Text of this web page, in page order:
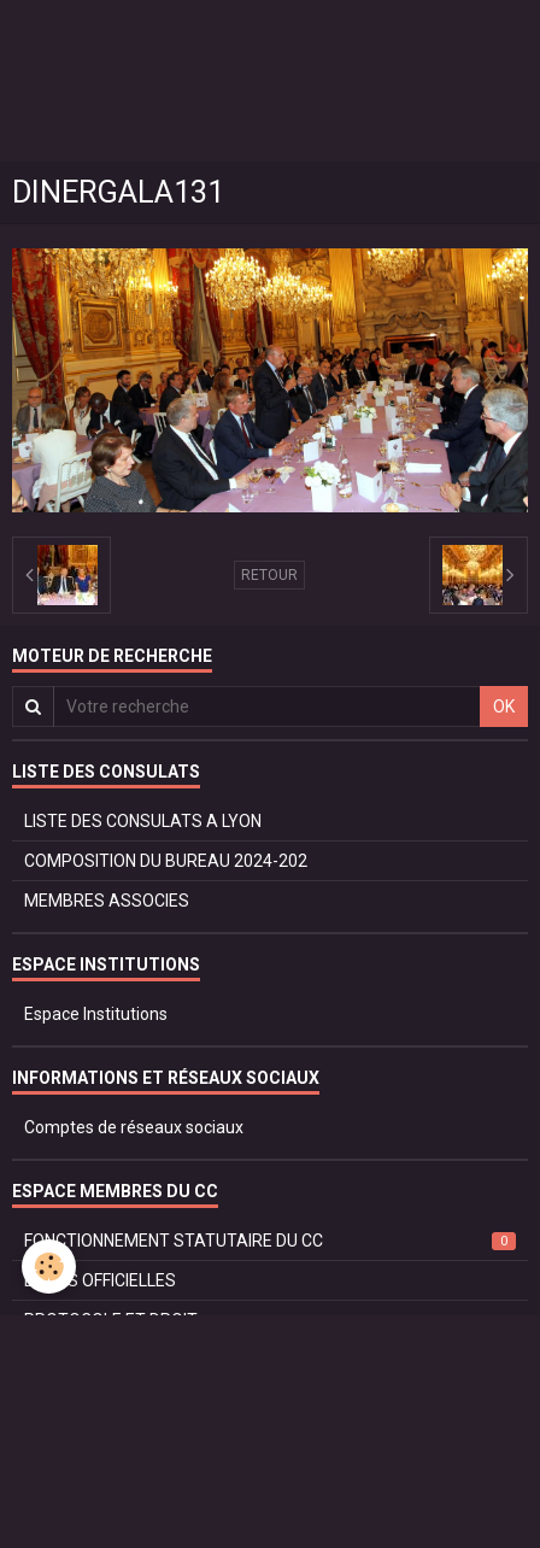
DINERGALA131
RETOUR
MOTEUR DE RECHERCHE
OK
LISTE DES CONSULATS
LISTE DES CONSULATS A LYON
COMPOSITION DU BUREAU 2024-202
MEMBRES ASSOCIES
ESPACE INSTITUTIONS
Espace Institutions
INFORMATIONS ET RÉSEAUX SOCIAUX
Comptes de réseaux sociaux
ESPACE MEMBRES DU CC
FONCTIONNEMENT STATUTAIRE DU CC 0
LISTES OFFICIELLES
PROTOCOLE ET DROIT